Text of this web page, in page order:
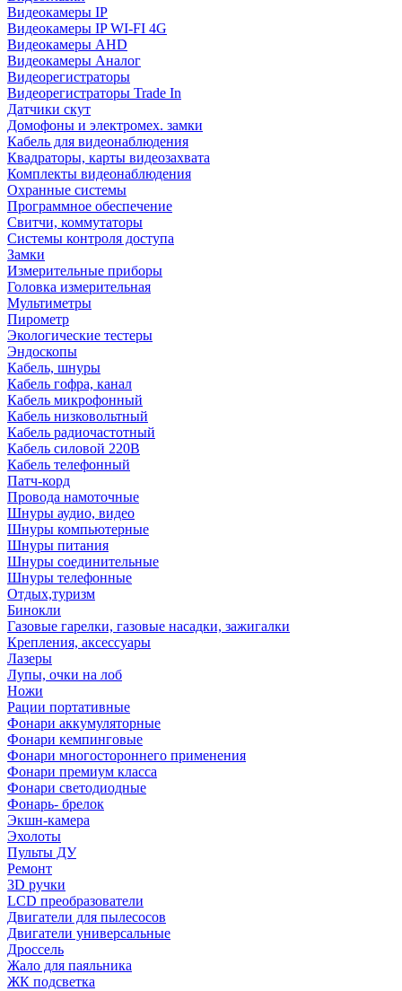
Видеокамеры IP
Видеокамеры IP WI-FI 4G
Видеокамеры AHD
Видеокамеры Аналог
Видеорегистраторы
Видеорегистраторы Trade In
Датчики скут
Домофоны и электромех. замки
Кабель для видеонаблюдения
Квадраторы, карты видеозахвата
Комплекты видеонаблюдения
Охранные системы
Программное обеспечение
Свитчи, коммутаторы
Системы контроля доступа
Замки
Измерительные приборы
Головка измерительная
Мультиметры
Пирометр
Экологические тестеры
Эндоскопы
Кабель, шнуры
Кабель гофра, канал
Кабель микрофонный
Кабель низковольтный
Кабель радиочастотный
Кабель силовой 220В
Кабель телефонный
Патч-корд
Провода намоточные
Шнуры аудио, видео
Шнуры компьютерные
Шнуры питания
Шнуры соединительные
Шнуры телефонные
Отдых,туризм
Бинокли
Газовые гарелки, газовые насадки, зажигалки
Крепления, аксессуары
Лазеры
Лупы, очки на лоб
Ножи
Рации портативные
Фонари аккумуляторные
Фонари кемпинговые
Фонари многостороннего применения
Фонари премиум класса
Фонари светодиодные
Фонарь- брелок
Экшн-камера
Эхолоты
Пульты ДУ
Ремонт
3D ручки
LCD преобразователи
Двигатели для пылесосов
Двигатели универсальные
Дроссель
Жало для паяльника
ЖК подсветка